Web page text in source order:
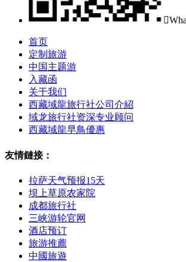

首页
定制旅游
中国主题游
入藏函
关于我们
西藏域龍旅行社公司介紹
域龙旅行社资深专业顾问
西藏域龍早鳥優惠
友情鏈接：
拉萨天气预报15天
坝上草原农家院
成都旅行社
三峡游轮官网
酒店预订
旅游推薦
中國旅遊